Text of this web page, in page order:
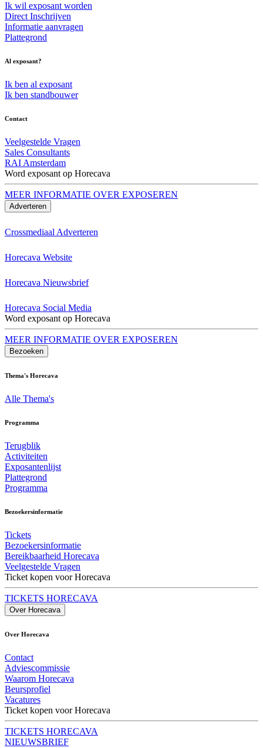
Ik wil exposant worden
Direct Inschrijven
Informatie aanvragen
Plattegrond
Al exposant?
Ik ben al exposant
Ik ben standbouwer
Contact
Veelgestelde Vragen
Sales Consultants
RAI Amsterdam
Word exposant op Horecava
MEER INFORMATIE OVER EXPOSEREN
Adverteren
Crossmediaal Adverteren
Horecava Website
Horecava Nieuwsbrief
Horecava Social Media
Word exposant op Horecava
MEER INFORMATIE OVER EXPOSEREN
Bezoeken
Thema's Horecava
Alle Thema's
Programma
Terugblik
Activiteiten
Exposantenlijst
Plattegrond
Programma
Bezoekersinformatie
Tickets
Bezoekersinformatie
Bereikbaarheid Horecava
Veelgestelde Vragen
Ticket kopen voor Horecava
TICKETS HORECAVA
Over Horecava
Over Horecava
Contact
Adviescommissie
Waarom Horecava
Beursprofiel
Vacatures
Ticket kopen voor Horecava
TICKETS HORECAVA
NIEUWSBRIEF